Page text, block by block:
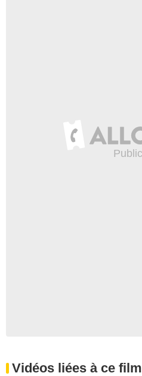
Vidéos liées à ce film